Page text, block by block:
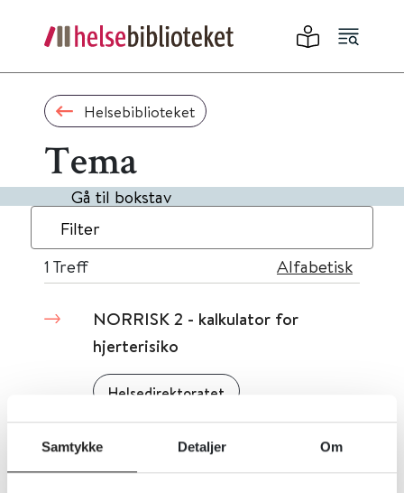
Samtykke Detaljer Om
Helsebiblioteket
Tema
Gå til bokstav
Filter
1 Treff Alfabetisk
NORRISK 2 - kalkulator for
hjerterisiko
Helsedirektoratet